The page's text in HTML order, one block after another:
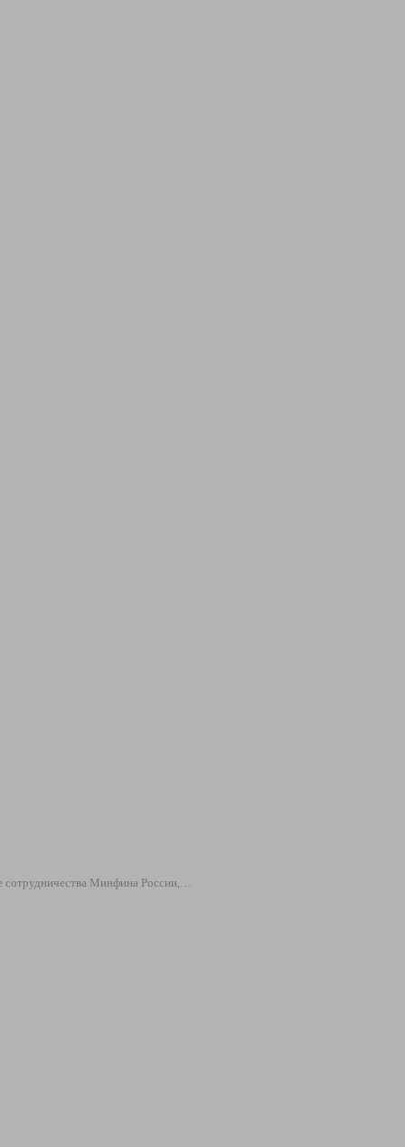
сотрудничества Минфина России,…